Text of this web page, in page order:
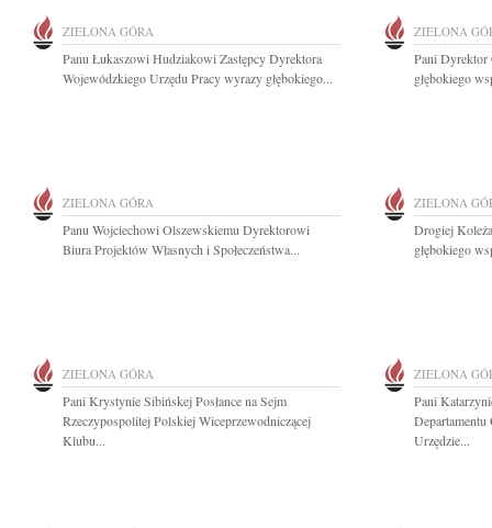
ZIELONA GÓRA
Panu Łukaszowi Hudziakowi Zastępcy Dyrektora
Wojewódzkiego Urzędu Pracy wyrazy głębokiego...
ZIELONA
Pani
głębokiego
ZIELONA GÓRA
Panu Wojciechowi Olszewskiemu Dyrektorowi
Biura Projektów Własnych i Społeczeństwa...
ZIELONA
Drogiej
głębokiego
ZIELONA GÓRA
Pani Krystynie Sibińskej Posłance na Sejm
Rzeczypospolitej Polskiej Wiceprzewodniczącej
Klubu...
ZIELONA
Pani
Urzędzie...